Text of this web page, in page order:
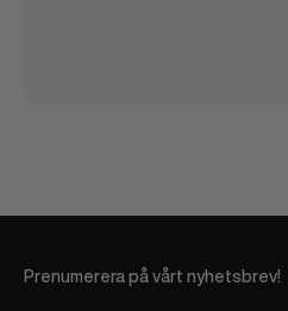
Prenumerera på vårt nyhetsbrev!